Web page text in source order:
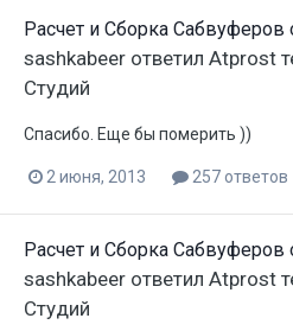
Расчет и Сборка Сабвуферов
sashkabeer ответил Atprost
Студий
Спасибо. Еще бы померить ))
2 июня, 2013 257 ответов
Расчет и Сборка Сабвуферов
sashkabeer ответил Atprost
Студий